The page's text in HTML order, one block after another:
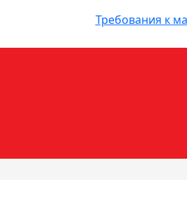
Требования к